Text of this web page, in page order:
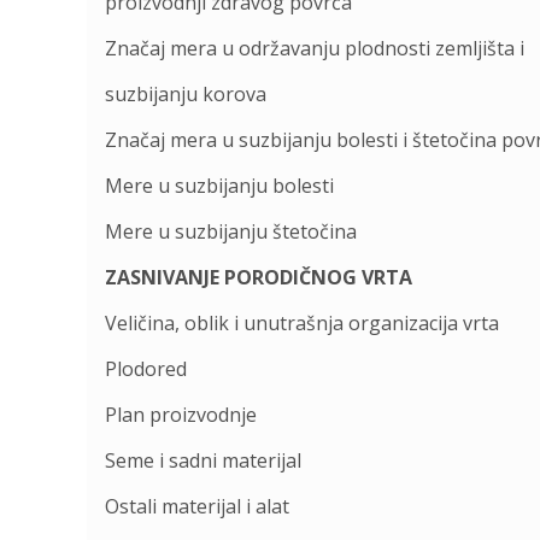
Značaj mera u održavanju plodnosti zemljišta i
suzbijanju korova
Značaj mera u suzbijanju bolesti i štetočina
Mere u suzbijanju bolesti
Mere u suzbijanju štetočina
ZASNIVANJE PORODIČNOG VRTA
Veličina, oblik i unutrašnja organizacija vrta
Plodored
Plan proizvodnje
Seme i sadni materijal
Ostali materijal i alat